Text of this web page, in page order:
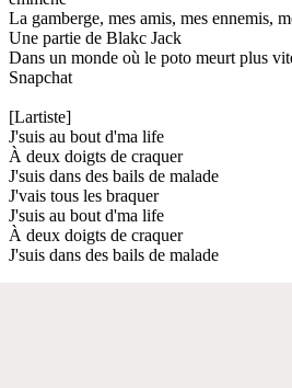
La gamberge, mes amis, mes ennemis,
Une partie de Blakc Jack
Dans un monde où le poto meurt plus
Snapchat
[Lartiste]
J'suis au bout d'ma life
À deux doigts de craquer
J'suis dans des bails de malade
J'vais tous les braquer
J'suis au bout d'ma life
À deux doigts de craquer
J'suis dans des bails de malade